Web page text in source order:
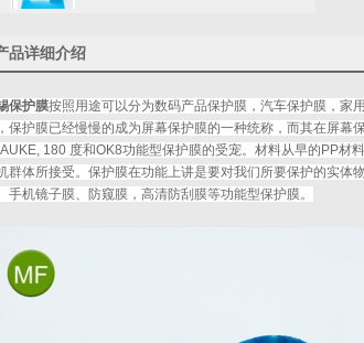
品详细介绍
保护膜按照用途可以分为数码产品保护膜，汽车保护膜，家
保护膜已经慢慢的成为屏幕保护膜的一种统称，而其在屏幕
180 度和OK8功能型保护膜的受宠。材料从早的PP材
群体所接受。保护膜在功能上讲是要对我们所要保护的实
手机镜子膜、防窥膜，高清防刮膜等功能型保护膜。